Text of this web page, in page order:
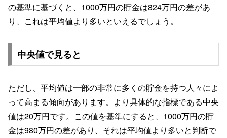
の基準に基づくと、1000万円の貯金は824万円の差があ
り、これは平均値より多いといえるでしょう。
中央値で見ると
ただし、平均値は一部の非常に多くの貯金を持つ人々によ
って高まる傾向があります。より具体的な指標である中央
値は20万円です。この値を基準にすると、1000万円の貯
金は980万円の差があり、それは平均値より多いと判断で